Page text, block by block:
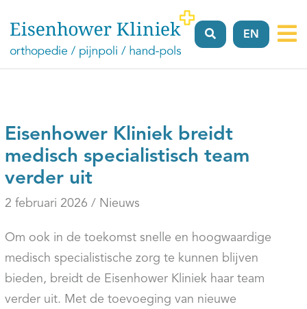
EN
Eisenhower Kliniek breidt
medisch specialistisch team
verder uit
2 februari 2026 / Nieuws
Om ook in de toekomst snelle en hoogwaardige
medisch specialistische zorg te kunnen blijven
bieden, breidt de Eisenhower Kliniek haar team
verder uit. Met de toevoeging van nieuwe